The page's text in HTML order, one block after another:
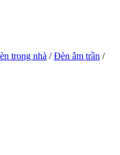
trong nhà /Đèn âm trần /